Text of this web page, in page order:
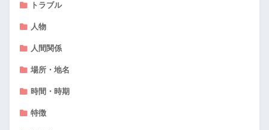
トラブル
人物
人間関係
場所・地名
時間・時期
特徴